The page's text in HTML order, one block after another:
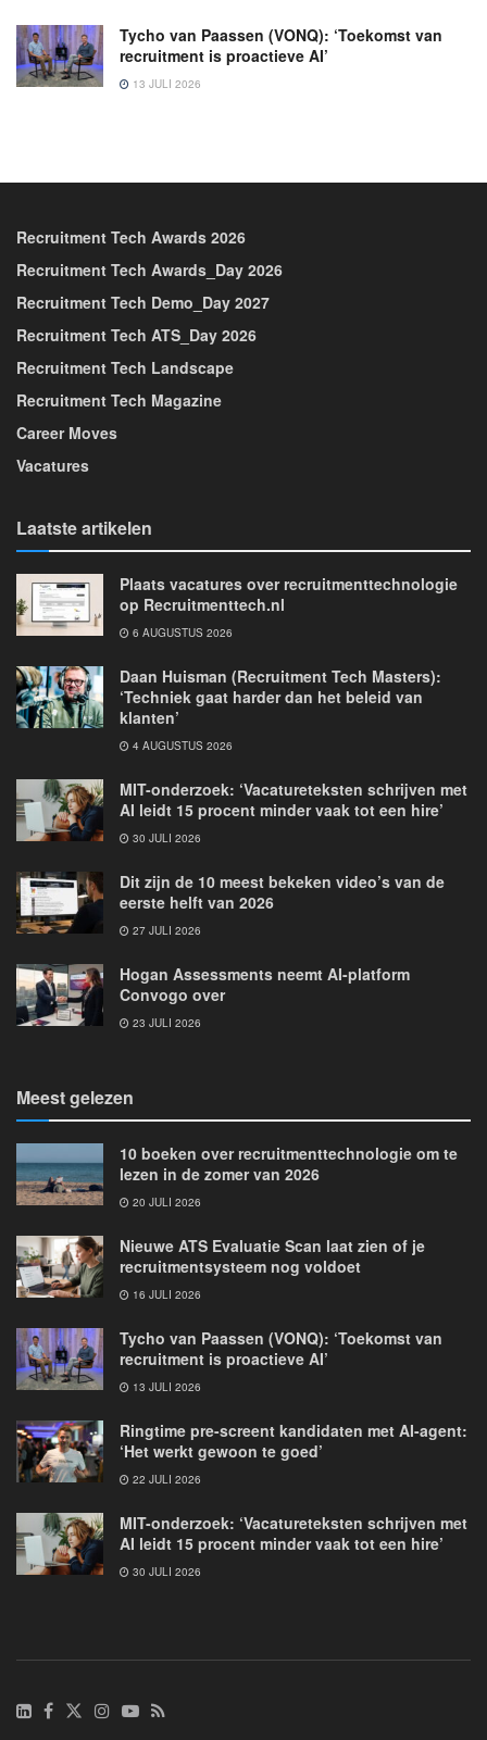
Tycho van Paassen (VONQ): ‘Toekomst van
recruitment is proactieve AI’
13 JULI 2026
Recruitment Tech Awards 2026
Recruitment Tech Awards_Day 2026
Recruitment Tech Demo_Day 2027
Recruitment Tech ATS_Day 2026
Recruitment Tech Landscape
Recruitment Tech Magazine
Career Moves
Vacatures
Laatste artikelen
Plaats vacatures over recruitmenttechnologie
op Recruitmenttech.nl
6 AUGUSTUS 2026
Daan Huisman (Recruitment Tech Masters):
‘Techniek gaat harder dan het beleid van
klanten’
4 AUGUSTUS 2026
MIT-onderzoek: ‘Vacatureteksten schrijven met
AI leidt 15 procent minder vaak tot een hire’
30 JULI 2026
Dit zijn de 10 meest bekeken video’s van de
eerste helft van 2026
27 JULI 2026
Hogan Assessments neemt AI-platform
Convogo over
23 JULI 2026
Meest gelezen
10 boeken over recruitmenttechnologie om te
lezen in de zomer van 2026
20 JULI 2026
Nieuwe ATS Evaluatie Scan laat zien of je
recruitmentsysteem nog voldoet
16 JULI 2026
Tycho van Paassen (VONQ): ‘Toekomst van
recruitment is proactieve AI’
13 JULI 2026
Ringtime pre-screent kandidaten met AI-agent:
‘Het werkt gewoon te goed’
22 JULI 2026
MIT-onderzoek: ‘Vacatureteksten schrijven met
AI leidt 15 procent minder vaak tot een hire’
30 JULI 2026